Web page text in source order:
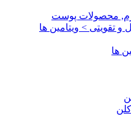
محصولات پوست
تقویتی > ویتامین ها
ها